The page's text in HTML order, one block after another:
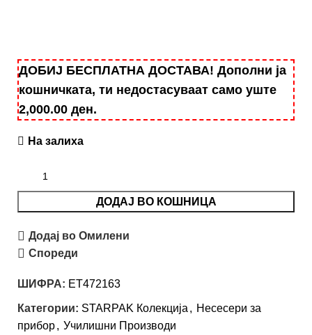
ДОБИЈ БЕСПЛАТНА ДОСТАВА! Дополни ја
кошничката, ти недостасуваат само уште
2,000.00 ден.
На залиха
ДОДАЈ ВО КОШНИЦА
Додај во Омилени
Спореди
ШИФРА: ET472163
Категории: STARPAK Колекција , Несесери за
прибор, Училишни Производи